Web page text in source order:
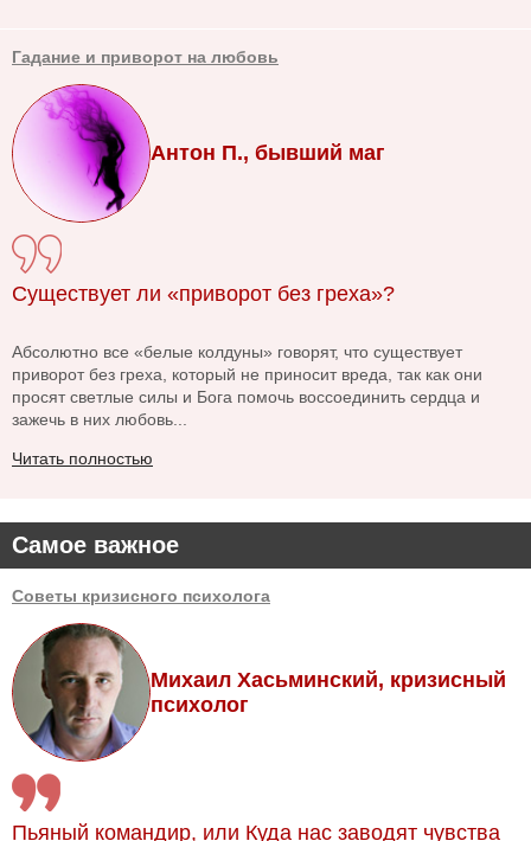
Самое важное
Советы кризисного психолога
Михаил Хасьминский, кризисный
психолог
Пьяный командир, или Куда нас заводят чувства
Гадание и приворот на любовь
Антон П., бывший маг
Существует ли «приворот без греха»?
Абсолютно все «белые колдуны» говорят, что существует
приворот без греха, который не приносит вреда, так как они
просят светлые силы и Бога помочь воссоединить сердца и
зажечь в них любовь...
Читать полностью